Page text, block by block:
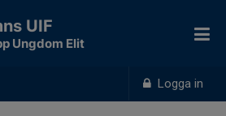
Logga in
UIF
Ungdom Elit